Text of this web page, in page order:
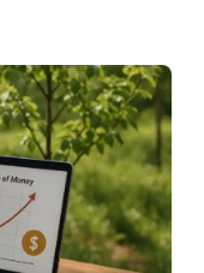
kalkylator, skatt,
utbetalning och
bästa räntor 2025
som Morrow
Banks 4 %. Tryggt
sparande med
garanti för